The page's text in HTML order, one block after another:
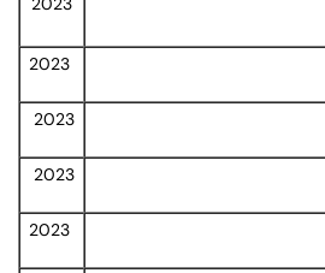
2023
2023
2023
2023